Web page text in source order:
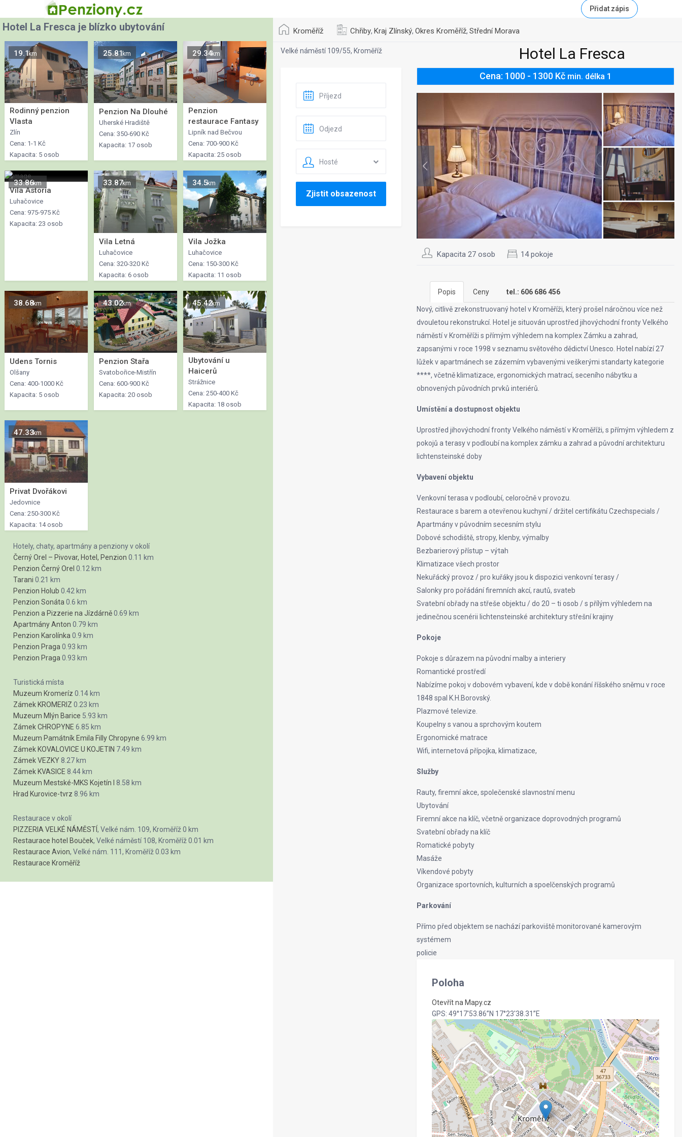
Přidat zápis
Kroměříž Chřiby, Kraj Zlínský, Okres Kroměříž, Střední Morava
Hotel La Fresca
Velké náměstí 109/55, Kroměříž
Cena: 1000 - 1300 Kč min. délka 1
Kapacita 27 osob 14 pokoje
Popis Ceny tel.: 606 686 456
Nový, citlivě zrekonstruovaný hotel v Kroměříži, který prošel náročnou více než
dvouletou rekonstrukcí. Hotel je situován uprostřed jihovýchodní fronty Velkého
náměstí v Kroměříži s přímým výhledem na komplex Zámku a zahrad,
zapsanými v roce 1998 v seznamu světového dědictví Unesco. Hotel nabízí 27
lůžek v apartmánech se zázemím vybavenými veškerými standarty kategorie
****, včetně klimatizace, ergonomických matrací, seceního nábytku a
obnovených původních prvků interiérů.
Umístění a dostupnost objektu
Uprostřed jihovýchodní fronty Velkého náměstí v Kroměříži, s přímým výhledem z
pokojů a terasy v podloubí na komplex zámku a zahrad a původní architekturu
lichtensteinské doby
Vybavení objektu
Venkovní terasa v podloubí, celoročně v provozu.
Restaurace s barem a otevřenou kuchyní / držitel certifikátu Czechspecials /
Apartmány v původním secesním stylu
Dobové schodiště, stropy, klenby, výmalby
Bezbarierový přístup – výtah
Klimatizace všech prostor
Nekuřácký provoz / pro kuřáky jsou k dispozici venkovní terasy /
Salonky pro pořádání firemních akcí, rautů, svateb
Svatební obřady na střeše objektu / do 20 – ti osob / s přílým výhledem na
jedinečnou scenérii lichtensteinské architektury střešní krajiny
Pokoje
Pokoje s důrazem na původní malby a interiery
Romantické prostředí
Nabízíme pokoj v dobovém vybavení, kde v době konání říšského sněmu v roce
1848 spal K.H.Borovský.
Plazmové televize.
Koupelny s vanou a sprchovým koutem
Ergonomické matrace
Wifi, internetová přípojka, klimatizace,
Služby
Rauty, firemní akce, společenské slavnostní menu
Ubytování
Firemní akce na klíč, včetně organizace doprovodných programů
Svatební obřady na klíč
Romatické pobyty
Masáže
Víkendové pobyty
Organizace sportovních, kulturních a spoelčenských programů
Parkování
Přímo před objektem se nachází parkoviště monitorované kamerovým
systémem
policie
Poloha
Otevřít na Mapy.cz
GPS: 49°17'53.86”N 17°23'38.31”E
Hosté
Zjistit obsazenost
Hotel La Fresca je blízko ubytování
19.1km
Rodinný penzion
Vlasta
Zlín
Cena: 1-1 Kč
Kapacita: 5 osob
25.81km
Penzion Na Dlouhé
Uherské Hradiště
Cena: 350-690 Kč
Kapacita: 17 osob
29.34km
Penzion
restaurace Fantasy
Lipník nad Bečvou
Cena: 700-900 Kč
Kapacita: 25 osob
33.86km
Vila Astoria
Luhačovice
Cena: 975-975 Kč
Kapacita: 23 osob
33.87km
Vila Letná
Luhačovice
Cena: 320-320 Kč
Kapacita: 6 osob
34.5km
Vila Jožka
Luhačovice
Cena: 150-300 Kč
Kapacita: 11 osob
38.68km
Udens Tornis
Olšany
Cena: 400-1000 Kč
Kapacita: 5 osob
43.02km
Penzion Stařa
Svatobořice-Mistřín
Cena: 600-900 Kč
Kapacita: 20 osob
45.42km
Ubytování u
Haicerů
Strážnice
Cena: 250-400 Kč
Kapacita: 18 osob
47.33km
Privat Dvořákovi
Jedovnice
Cena: 250-300 Kč
Kapacita: 14 osob
Hotely, chaty, apartmány a penziony v okolí
Černý Orel – Pivovar, Hotel, Penzion 0.11 km
Penzion Černý Orel 0.12 km
Tarani 0.21 km
Penzion Holub 0.42 km
Penzion Sonáta 0.6 km
Penzion a Pizzerie na Jízdárně0.69 km
Apartmány Anton 0.79 km
Penzion Karolínka 0.9 km
Penzion Praga 0.93 km
Penzion Praga 0.93 km
Turistická místa
Muzeum Kromeríz 0.14 km
Zámek KROMERIZ 0.23 km
Muzeum Mlýn Barice 5.93 km
Zámek CHROPYNE 6.85 km
Muzeum Památník Emila Filly Chropyne 6.99 km
Zámek KOVALOVICE U KOJETIN 7.49 km
Zámek VEZKY 8.27 km
Zámek KVASICE 8.44 km
Muzeum Mestské-MKS Kojetín I
8.58 km
Hrad Kurovice-tvrz 8.96 km
Restaurace v okolí
PIZZERIA VELKÉ NÁMĚSTÍ, Velké nám. 109, Kroměříž0 km
Restaurace hotel Bouček, Velké náměstí 108, Kroměříž0.01 km
Restaurace Avion, Velké nám. 111, Kroměříž0.03 km
Restaurace Kroměříž